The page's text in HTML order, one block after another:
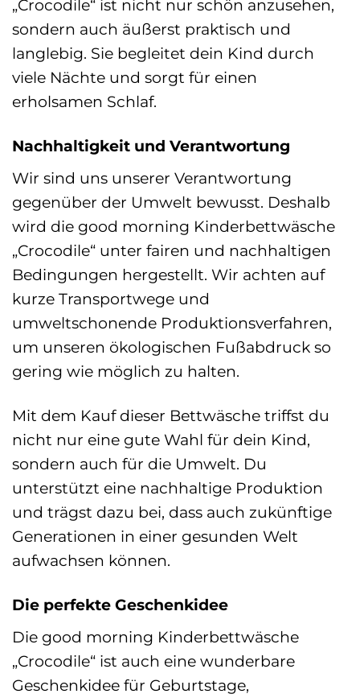
„Crocodile“ ist nicht nur schön anzusehen,
sondern auch äußerst praktisch und
langlebig. Sie begleitet dein Kind durch
viele Nächte und sorgt für einen
erholsamen Schlaf.
Nachhaltigkeit und Verantwortung
Wir sind uns unserer Verantwortung
gegenüber der Umwelt bewusst. Deshalb
wird die good morning Kinderbettwäsche
„Crocodile“ unter fairen und nachhaltigen
Bedingungen hergestellt. Wir achten auf
kurze Transportwege und
umweltschonende Produktionsverfahren,
um unseren ökologischen Fußabdruck so
gering wie möglich zu halten.
Mit dem Kauf dieser Bettwäsche triffst du
nicht nur eine gute Wahl für dein Kind,
sondern auch für die Umwelt. Du
unterstützt eine nachhaltige Produktion
und trägst dazu bei, dass auch zukünftige
Generationen in einer gesunden Welt
aufwachsen können.
Die perfekte Geschenkidee
Die good morning Kinderbettwäsche
„Crocodile“ ist auch eine wunderbare
Geschenkidee für Geburtstage,